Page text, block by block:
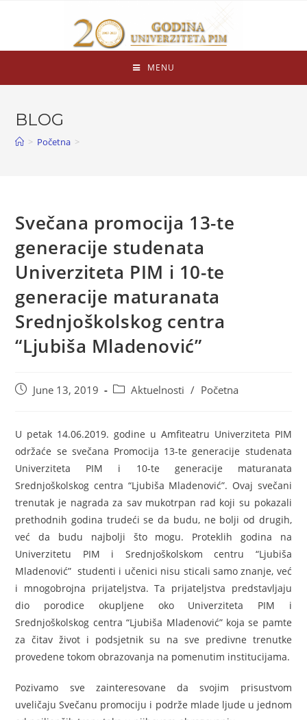
MENU
BLOG
> Početna >
Svečana promocija 13-te
generacije studenata
Univerziteta PIM i 10-te
generacije maturanata
Srednjoškolskog centra
“Ljubiša Mladenović”
June 13, 2019 Aktuelnosti / Početna
U petak 14.06.2019. godine u Amfiteatru Univerziteta PIM
održaće se svečana Promocija 13-te generacije studenata
Univerziteta PIM i 10-te generacije maturanata
Srednjoškolskog centra “Ljubiša Mladenović”. Ovaj svečani
trenutak je nagrada za sav mukotrpan rad koji su pokazali
prethodnih godina trudeći se da budu, ne bolji od drugih,
već da budu najbolji što mogu. Proteklih godina na
Univerzitetu PIM i Srednjoškolskom centru “Ljubiša
Mladenović” studenti i učenici nisu sticali samo znanje, već
i mnogobrojna prijateljstva. Ta prijateljstva predstavljaju
dio porodice okupljene oko Univerziteta PIM i
Srednjoškolskog centra “Ljubiša Mladenović” koja se pamte
za čitav život i podsjetnik su na sve predivne trenutke
provedene tokom obrazovanja na pomenutim institucijama.
Pozivamo sve zainteresovane da svojim prisustvom
uveličaju Svečanu promociju i podrže mlade ljude u jednom